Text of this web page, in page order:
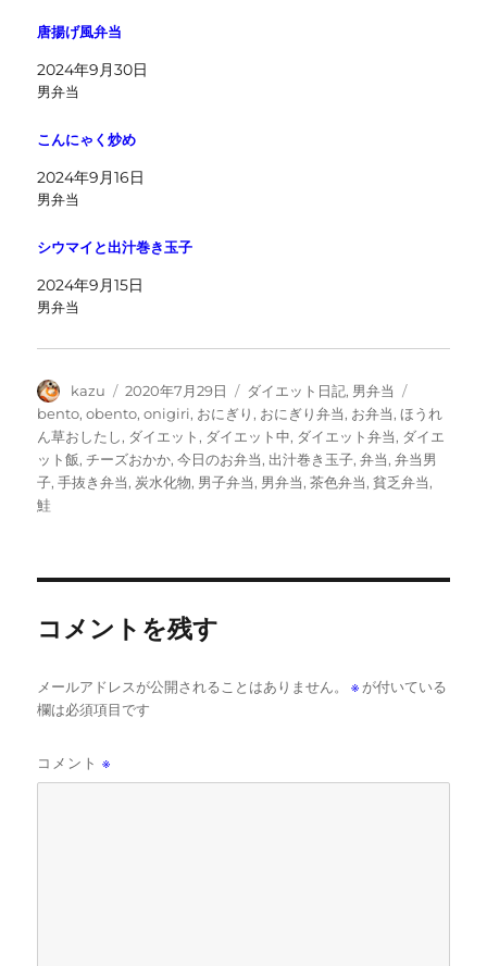
唐揚げ風弁当
2024年9月30日
男弁当
こんにゃく炒め
2024年9月16日
男弁当
シウマイと出汁巻き玉子
2024年9月15日
男弁当
投
稿
者
kazu
投
稿
日:
2020年7月29日
カ
テ
ゴ
リ
ー
ダイエット日記, 男弁当
グ
bento,obento,onigiri, おにぎり , おにぎり弁当, お弁当,ほうれ
ん草おしたし, ダイエット , ダイエット中, ダイエット弁当, ダイエ
ット飯,チーズおかか,今日のお弁当, 出汁巻き玉子,弁当,弁当男
子,手抜き弁当, 炭水化物, 男子弁当, 男弁当,茶色弁当,貧乏弁当,
鮭
コメントを残す
メールアドレスが公開されることはありません。 ※ が付いている
欄は必須項目です
コメント※